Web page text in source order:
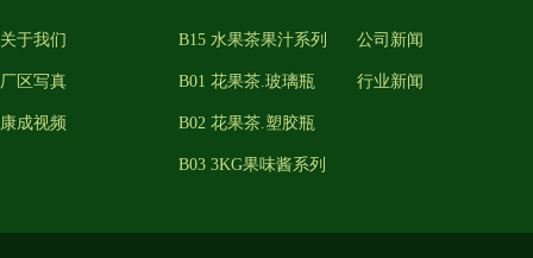
关于我们
厂区写真
康成视频
B15 水果茶果汁系列
B01 花果茶.玻璃瓶
B02 花果茶.塑胶瓶
B03 3KG果味酱系列
公司新闻
行业新闻